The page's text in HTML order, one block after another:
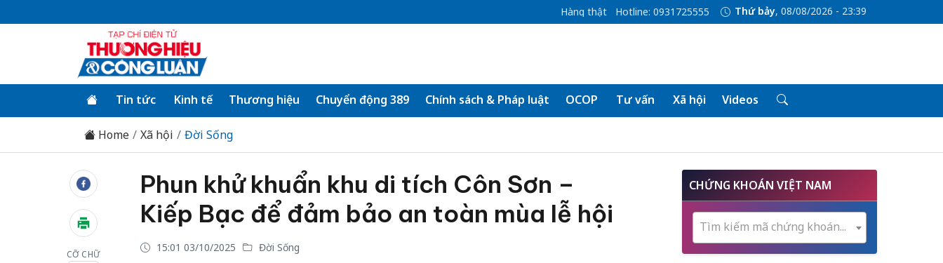
Hàng thật Hotline: 0931725555 Thứ bảy, 08/08/2026 - 23:39
Tin tức Kinh tế Thương hiệu Chuyển động 389 Chính sách & Pháp luật OCOP Tư vấn Xã hội Videos
Home Xã hội Đời Sống
CỠ CHỮ
Phun khử khuẩn khu di tích Côn Sơn –
Kiếp Bạc để đảm bảo an toàn mùa lễ hội
15:01 03/10/2025 Đời Sống
CHỨNG KHOÁN VIỆT NAM
Tìm kiếm mã chứng khoán...